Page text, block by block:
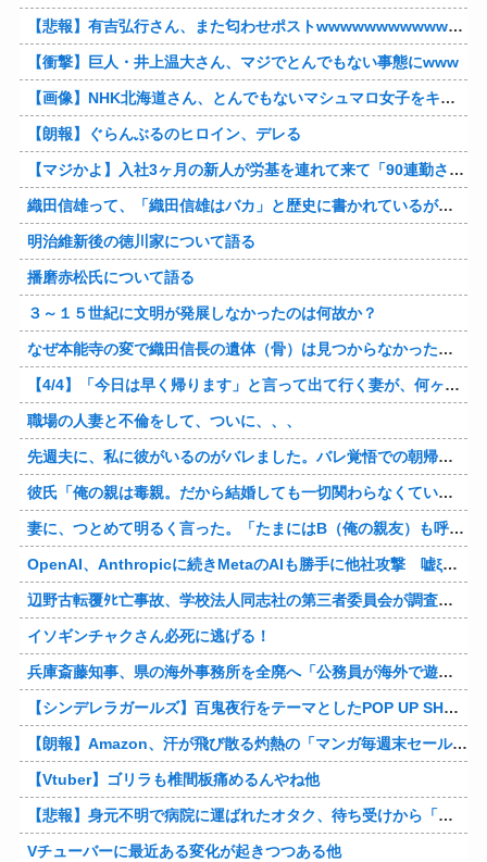
【悲報】有吉弘行さん、また匂わせポストwwwwwwwwwwwwwwww
【衝撃】巨人・井上温大さん、マジでとんでもない事態にwww
【画像】NHK北海道さん、とんでもないマシュマロ女子をキャスターに起用してしまうwwwwwwww
【朗報】ぐらんぶるのヒロイン、デレる
【マジかよ】入社3ヶ月の新人が労基を連れて来て「90連勤させられました」「労働基準法違反です」→俺「彼は30連休中ですが?」
織田信雄って、「織田信雄はバカ」と歴史に書かれているが今まで家が残っているんでバカではないよな？
明治維新後の徳川家について語る
播磨赤松氏について語る
３～１５世紀に文明が発展しなかったのは何故か？
なぜ本能寺の変で織田信長の遺体（骨）は見つからなかったのか
【4/4】「今日は早く帰ります」と言って出て行く妻が、何ヶ月ぶりだろう、見送る私に振り返って手を振っている。罪のなせる気持ちの表れなのか。今日の午後調査員から連絡が入る…
職場の人妻と不倫をして、ついに、、、
先週夫に、私に彼がいるのがバレました。バレ覚悟での朝帰りでしたが・・・ 私は意志を持って彼に抱かれました。その時にはもう結婚生活を終わりにする覚悟が出来ていました。
彼氏「俺の親は毒親。だから結婚しても一切関わらなくていい」私「うん」彼氏「そのかわり俺もお前の親と一切関わらない。結婚の挨拶にも行かない」私「えっ」
妻に、つとめて明るく言った。「たまにはB（俺の親友）も呼んで家で鍋でもしようか。」妻は箸を持つ手をブルブル震わせながら「何でBさんなの？」と。お前の浮気相手だからだよ！！
OpenAI、Anthropicに続きMetaのAIも勝手に他社攻撃 嘘ξけど何これ流行ってんの？
辺野古転覆ﾀﾋ亡事故、学校法人同志社の第三者委員会が調査報告書を公表 … 安全配慮義務違反や安全管理に関する検証を妨げた組織風土の存在を指摘
イソギンチャクさん必死に逃げる！
兵庫斎藤知事、県の海外事務所を全廃へ「公務員が海外で遊ぶためにあるだけ」
【シンデレラガールズ】百鬼夜行をテーマとしたPOP UP SHOPが東京・大阪にて開催
【朗報】Amazon、汗が飛び散る灼熱の「マンガ毎週末セール（50%還元）」を開催！他
【Vtuber】ゴリラも椎間板痛めるんやね他
【悲報】身元不明で病院に運ばれたオタク、待ち受けから「ラブライブ」と呼ばれるｗｗｗｗ他
Vチューバーに最近ある変化が起きつつある他